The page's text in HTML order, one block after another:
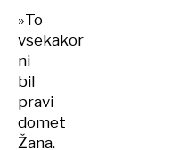
»To
vsekakor
ni
bil
pravi
domet
Žana.